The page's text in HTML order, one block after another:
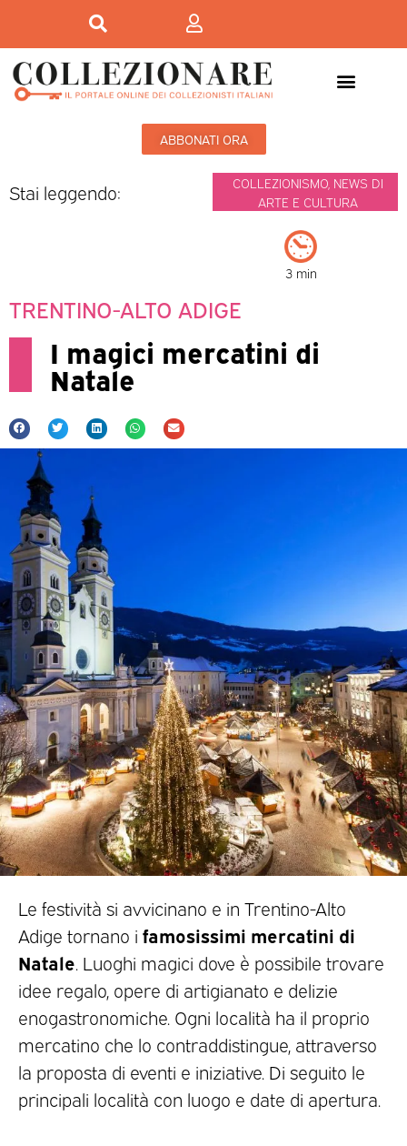
ABBONATI ORA
Stai leggendo: COLLEZIONISMO, NEWS DI
ARTE E CULTURA
3 min
TRENTINO-ALTO ADIGE
I magici mercatini di
Natale
Le festività si avvicinano e in Trentino-Alto
Adige tornano i famosissimi mercatini di
Natale . Luoghi magici dove è possibile trovare
idee regalo, opere di artigianato e delizie
enogastronomiche. Ogni località ha il proprio
mercatino che lo contraddistingue, attraverso
la proposta di eventi e iniziative. Di seguito le
principali località con luogo e date di apertura.